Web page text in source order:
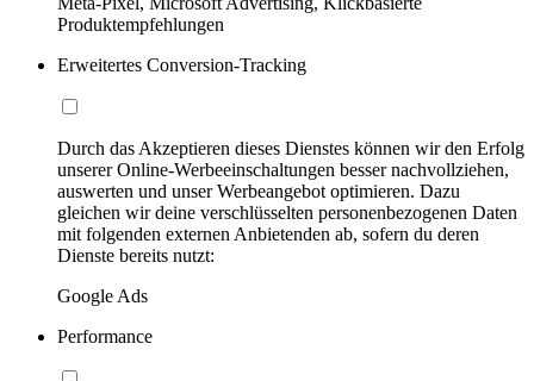
Produktempfehlungen
Erweitertes Conversion-Tracking
Durch das Akzeptieren dieses Dienstes können wir den Erfolg
unserer Online-Werbeeinschaltungen besser nachvollziehen,
auswerten und unser Werbeangebot optimieren. Dazu
gleichen wir deine verschlüsselten personenbezogenen Daten
mit folgenden externen Anbietenden ab, sofern du deren
Dienste bereits nutzt:
Google Ads
Performance